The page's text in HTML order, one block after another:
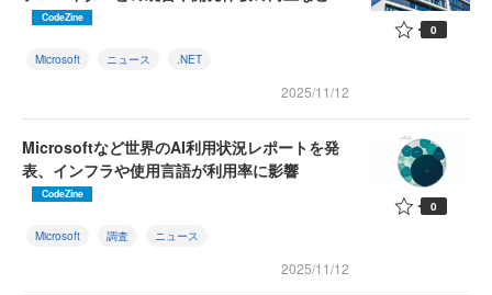
CodeZine
Microsoft ニュース .NET
2025/11/12
0
Microsoftなど世界のAI利用状況レポートを発
表、インフラや使用言語が利用率に影響
CodeZine
Microsoft 調査 ニュース
2025/11/12
0